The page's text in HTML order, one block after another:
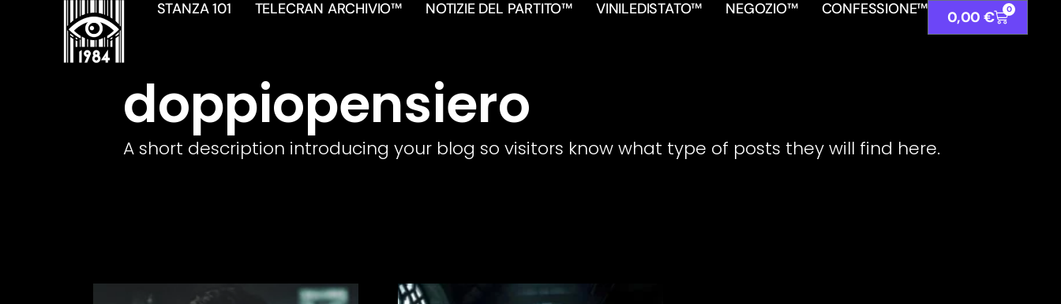
STANZA 101 TELECRAN ARCHIVIO™ NOTIZIE DEL PARTITO™ VINILEDISTATO™ NEGOZIO™ CONFESSIONE™ 0,00 € 0
doppiopensiero
A short description introducing your blog so visitors know what type of posts they will find here.